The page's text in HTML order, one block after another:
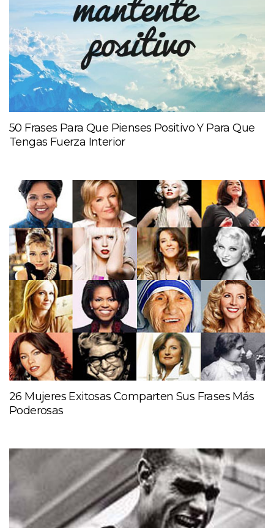
50 Frases Para Que Pienses Positivo Y Para Que
Tengas Fuerza Interior
26 Mujeres Exitosas Comparten Sus Frases Más
Poderosas